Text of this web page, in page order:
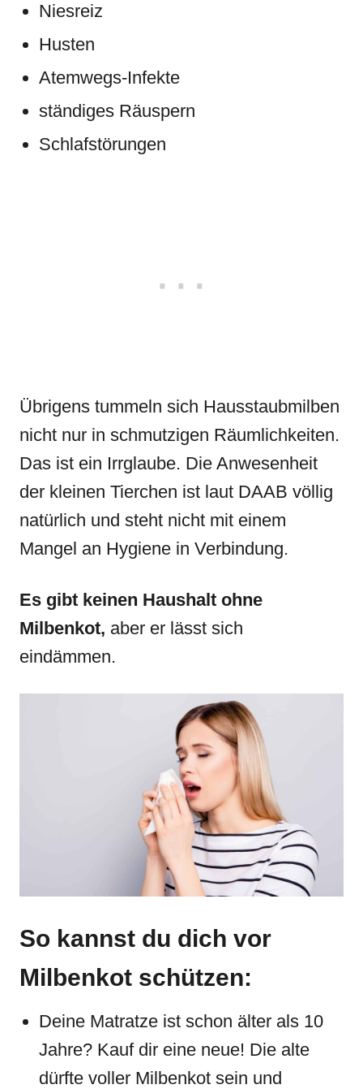
Niesreiz
Husten
Atemwegs-Infekte
ständiges Räuspern
Schlafstörungen
Übrigens tummeln sich Hausstaubmilben
nicht nur in schmutzigen Räumlichkeiten.
Das ist ein Irrglaube. Die Anwesenheit
der kleinen Tierchen ist laut DAAB völlig
natürlich und steht nicht mit einem
Mangel an Hygiene in Verbindung.
Es gibt keinen Haushalt ohne
Milbenkot, aber er lässt sich
eindämmen.
So kannst du dich vor
Milbenkot schützen:
Deine Matratze ist schon älter als 10
Jahre? Kauf dir eine neue! Die alte
dürfte voller Milbenkot sein und